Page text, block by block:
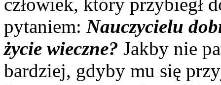
człowiek, który przybiegł
pytaniem: Nauczycielu
życie wieczne? Jakby nie
bardziej, gdyby mu się